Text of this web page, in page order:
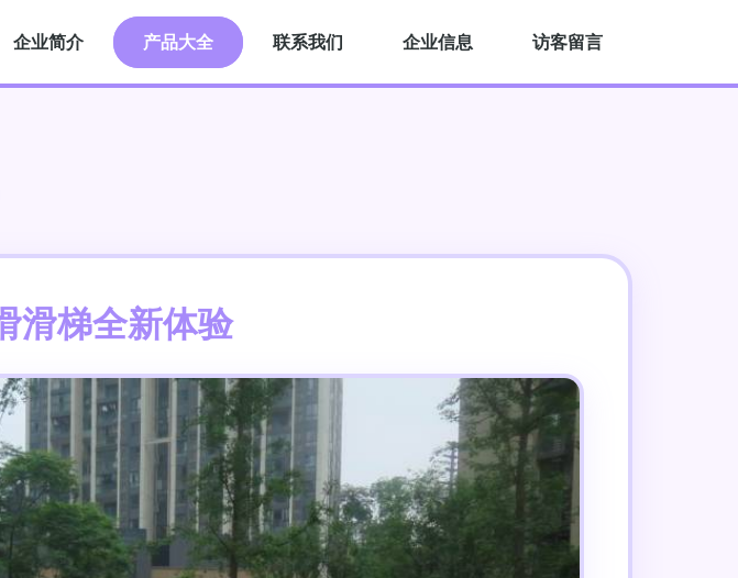
企业简介 产品大全 联系我们 企业信息 访客留言
滑梯全新体验